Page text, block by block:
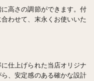
高さの調節ができます。付
わせて、末永くお使いいた
仕上げられた当店オリジナ
、安定感のある確かな設計